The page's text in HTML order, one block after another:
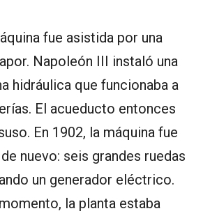
fue asistida por una
Napoleón III instaló una
hidráulica que funcionaba a
El acueducto entonces
En 1902, la máquina fue
nuevo: seis grandes ruedas
un generador eléctrico.
la planta estaba